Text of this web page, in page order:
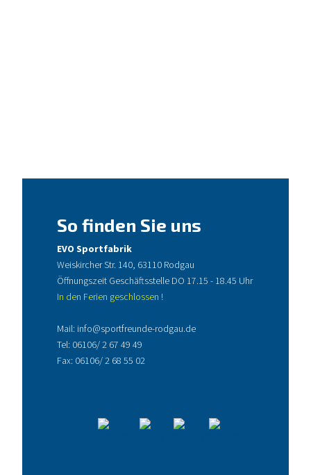
So finden Sie uns
EVO Sportfabrik
Weiskircher Str. 140, 63110 Rodgau
Öffnungszeit Geschäftsstelle DO 17.15 - 18.45 Uhr
In den Ferien geschlossen !
Mail: info@sportfreunde-rodgau.de
Tel: 06106/ 2 67 49 49
Fax: 06106/ 2 68 55 02